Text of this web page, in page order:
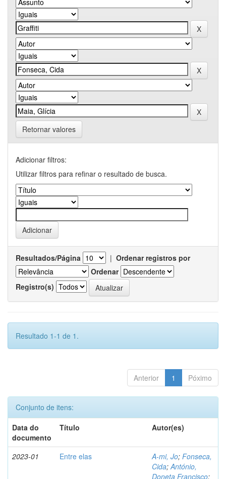
Retornar valores
Adicionar filtros:
Utilizar filtros para refinar o resultado de busca.
Resultados/Página | Ordenar registros por
Ordenar
Registro(s)
Resultado 1-1 de 1.
Anterior 1 Póximo
Conjunto de itens:
Data do
documento
Título Autor(es)
2023-01 Entre elas A-mi, Jo; Fonseca,
Cida;António,
Doneta Francisco;